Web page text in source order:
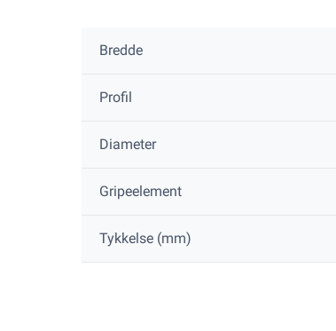
Bredde
Profil
Diameter
Gripeelement
Tykkelse (mm)